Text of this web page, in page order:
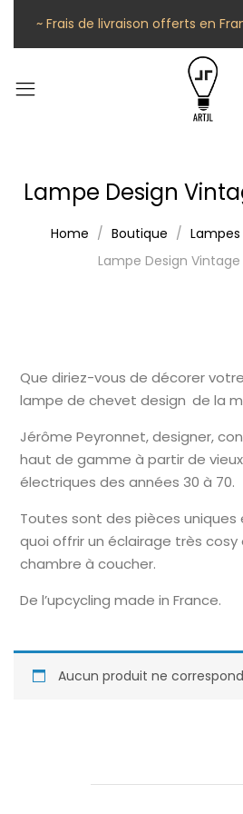
~ Frais de livraison offerts en
Lampe Design
Home Boutique
Lampe Design
Que diriez-vous de décorer
lampe de chevet design de la
Jérôme Peyronnet, designer,
haut de gamme à partir de
électriques des années 30 à 70.
Toutes sont des pièces uniques
quoi offrir un éclairage très
chambre à coucher.
De l’upcycling made in France.
Aucun produit ne